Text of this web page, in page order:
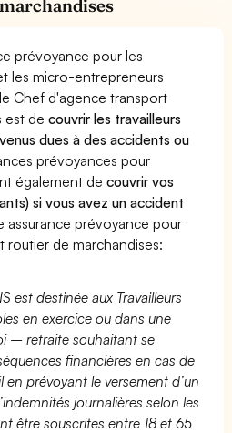
prévoyance pour les
les micro-entrepreneurs
Chef d'agence transport
est decouvrir les travailleurs
dues à des accidents ou
prévoyances pour
également decouvrir vos
si vous avez un accident
assurance prévoyance pour
de marchandises:
est destinée aux Travailleurs
en exercice ou dans une
– retraite souhaitant se
financières en cas de
en prévoyant le versement d’un
journalières selon les
être souscrites entre 18 et 65